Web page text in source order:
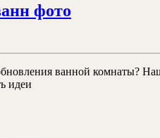
фото
фото
ванной комнаты?
идеи